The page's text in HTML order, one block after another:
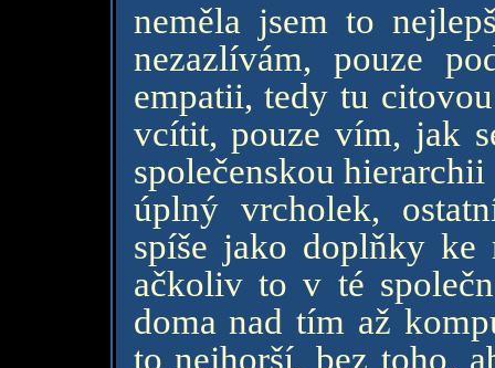
neměla jsem to
nezazlívám, pouze
empatii, tedy tu
vcítit, pouze vím, jak
společenskou
úplný vrcholek,
spíše jako doplňky ke
ačkoliv to v té
doma nad tím až
to nejhorší, bez toho,